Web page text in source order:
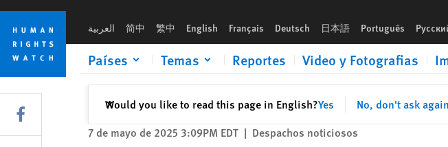
Skip
cookie
privacy
notice
Skip
main
content
العربية 简中 繁中 English Français Deutsch 日本語 Português
Países Temas Reportes Video y Fotografias
Would you like to read this page in English?Yes No, don't ask again
✕Cerrar
7 de mayo de 2025 3:09PM EDT | Despachos noticiosos
Share this via Facebook